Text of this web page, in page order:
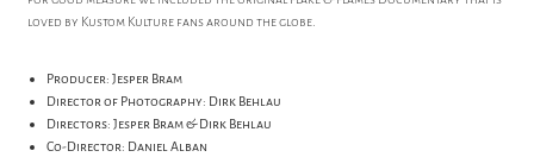
loved by Kustom Kulture fans around the globe.
Producer: Jesper Bram
Director of Photography: Dirk Behlau
Directors: Jesper Bram & Dirk Behlau
Co-Director: Daniel Alban